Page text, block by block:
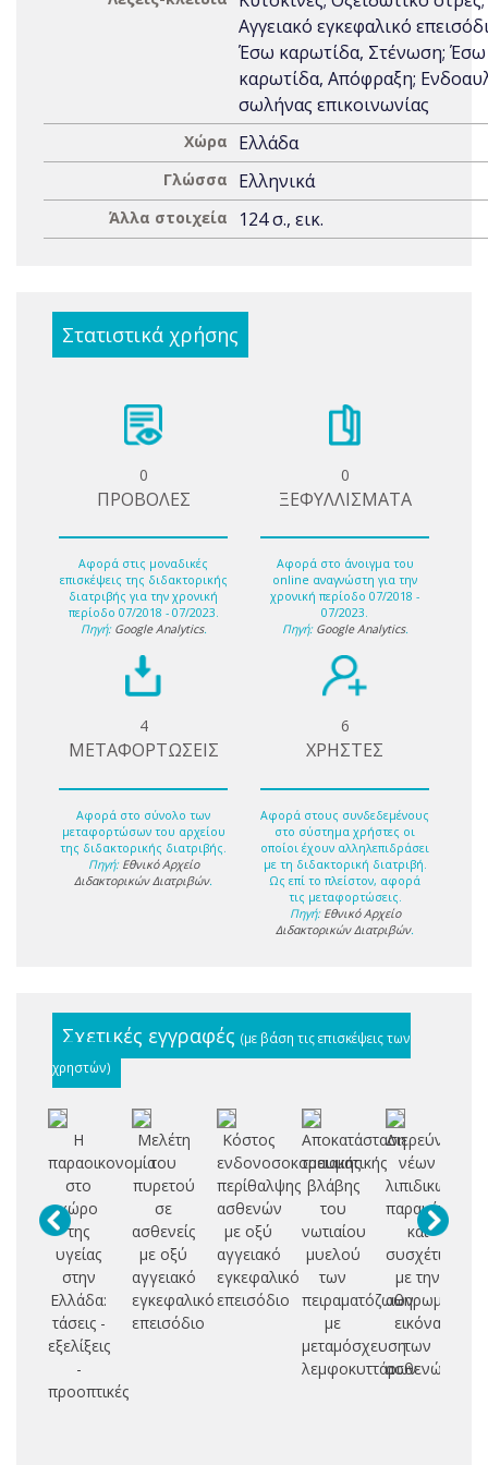
Αγγειακό εγκεφαλικό
Έσω καρωτίδα, Στένωση; Έσω
καρωτίδα, Απόφραξη;
σωλήνας επικοινωνίας
Χώρα Ελλάδα
Γλώσσα Ελληνικά
Άλλα στοιχεία 124 σ., εικ.
Στατιστικά χρήσης
0
ΠΡΟΒΟΛΕΣ
Αφορά στις μοναδικές
επισκέψεις της διδακτορικής
διατριβής για την χρονική
περίοδο 07/2018 - 07/2023.
Πηγή: Google Analytics.
0
ΞΕΦΥΛΛΙΣΜΑΤΑ
Αφορά στο άνοιγμα του
online αναγνώστη για την
χρονική περίοδο 07/2018 -
07/2023.
Πηγή: Google Analytics.
4
ΜΕΤΑΦΟΡΤΩΣΕΙΣ
Αφορά στο σύνολο των
μεταφορτώσων του αρχείου
της διδακτορικής διατριβής.
Πηγή: Εθνικό Αρχείο
Διδακτορικών Διατριβών.
6
ΧΡΗΣΤΕΣ
Αφορά στους συνδεδεμένους
στο σύστημα χρήστες οι
οποίοι έχουν αλληλεπιδράσει
με τη διδακτορική διατριβή.
Ως επί το πλείστον, αφορά
τις μεταφορτώσεις.
Πηγή: Εθνικό Αρχείο
Διδακτορικών Διατριβών.
Σχετικές εγγραφές (με βάση τις επισκέψεις των
χρηστών)
Η
παραοικονομία
στο
χώρο
της
υγείας
στην
Ελλάδα:
τάσεις -
εξελίξεις
-
προοπτικές
Μελέτη
του
πυρετού
σε
ασθενείς
με οξύ
αγγειακό
εγκεφαλικό
επεισόδιο
Κόστος
ενδονοσοκομειακής
περίθαλψης
ασθενών
με οξύ
αγγειακό
εγκεφαλικό
επεισόδιο
Αποκατάσταση
τραυματικής
βλάβης
του
νωτιαίου
μυελού
των
πειραματόζωων
με
μεταμόσχευση
λεμφοκυττάρων
Διερεύνηση
νέων
λιπιδικών
παραμέτρων
και
συσχέτιση
με την
αθηρωματική
εικόνα
των
ασθενών